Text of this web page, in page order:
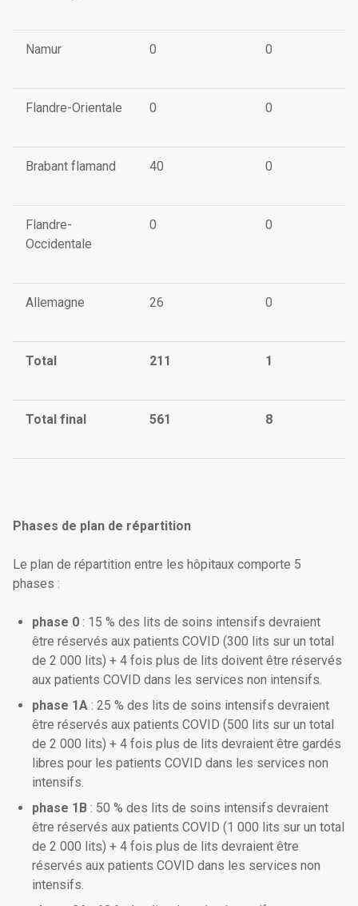
Namur 0 0
Flandre-Orientale 0 0
Brabant flamand 40 0
Flandre-
Occidentale
0 0
Allemagne 26 0
Total 211 1
Total final 561 8
Phases de plan de répartition
Le plan de répartition entre les hôpitaux comporte 5
phases :
phase 0 : 15 % des lits de soins intensifs devraient
être réservés aux patients COVID (300 lits sur un total
de 2 000 lits) + 4 fois plus de lits doivent être réservés
aux patients COVID dans les services non intensifs.
phase 1A : 25 % des lits de soins intensifs devraient
être réservés aux patients COVID (500 lits sur un total
de 2 000 lits) + 4 fois plus de lits devraient être gardés
libres pour les patients COVID dans les services non
intensifs.
phase 1B : 50 % des lits de soins intensifs devraient
être réservés aux patients COVID (1 000 lits sur un total
de 2 000 lits) + 4 fois plus de lits devraient être
réservés aux patients COVID dans les services non
intensifs.